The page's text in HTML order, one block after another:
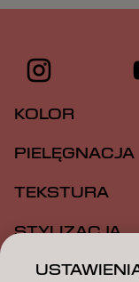
KOLOR
PIELĘGNACJA
TEKSTURA
STYLIZACJA
INSPIRACJA